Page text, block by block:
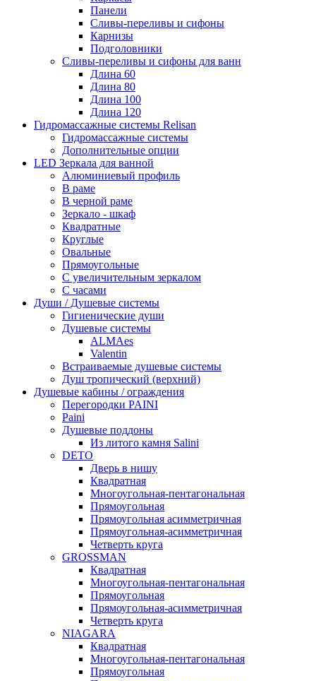
Панели
Сливы-переливы и сифоны
Карнизы
Подголовники
Сливы-переливы и сифоны для ванн
Длина 60
Длина 80
Длина 100
Длина 120
Гидромассажные системы Relisan
Гидромассажные системы
Дополнительные опции
LED Зеркала для ванной
Алюминиевый профиль
В раме
В черной раме
Зеркало - шкаф
Квадратные
Круглые
Овальные
Прямоугольные
С увеличительным зеркалом
С часами
Души / Душевые системы
Гигиенические души
Душевые системы
ALMAes
Valentin
Встраиваемые душевые системы
Душ тропический (верхний)
Душевые кабины / ограждения
Перегородки PAINI
Paini
Душевые поддоны
Из литого камня Salini
DETO
Дверь в нишу
Квадратная
Многоугольная-пентагональная
Прямоугольная
Прямоугольная асимметричная
Прямоугольная-асимметричная
Четверть круга
GROSSMAN
Квадратная
Многоугольная-пентагональная
Прямоугольная
Прямоугольная-асимметричная
Четверть круга
NIAGARA
Квадратная
Многоугольная-пентагональная
Прямоугольная